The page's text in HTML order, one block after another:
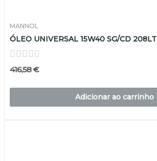
MANNOL
ÓLEO UNIVERSAL 15W40 SG/CD 208LT
416,58 €
Adicionar ao carrinho